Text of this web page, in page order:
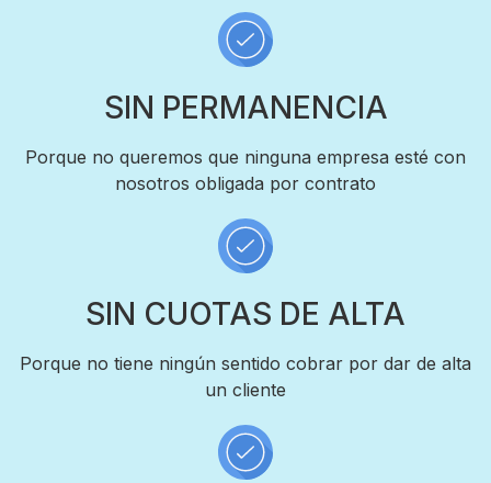
SIN PERMANENCIA
Porque no queremos que ninguna empresa esté con
nosotros obligada por contrato
SIN CUOTAS DE ALTA
Porque no tiene ningún sentido cobrar por dar de alta
un cliente